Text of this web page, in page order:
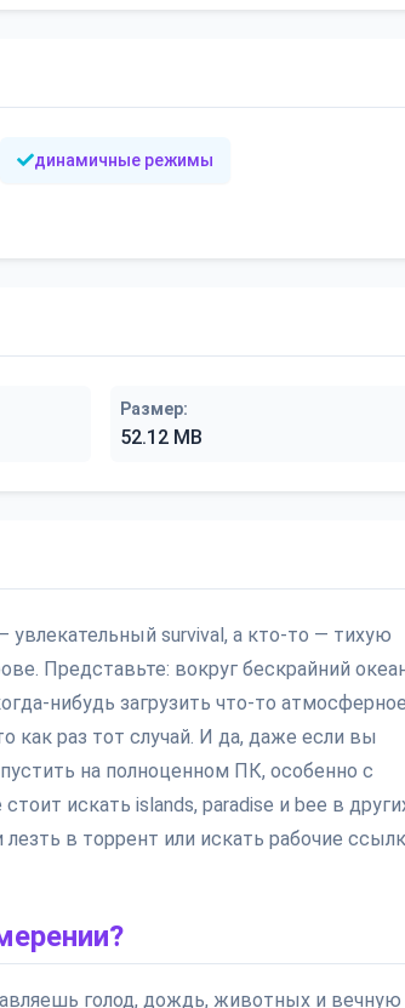
динамичные режимы
Размер:
52.12 MB
survival, а кто-то — тихую
Представьте: вокруг бескрайний
нибудь загрузить что-то
как раз тот случай. И да, даже если вы
на полноценном ПК, особенно с
искать islands, paradise и bee в
в торрент или искать рабочие
голод, дождь, животных и вечную